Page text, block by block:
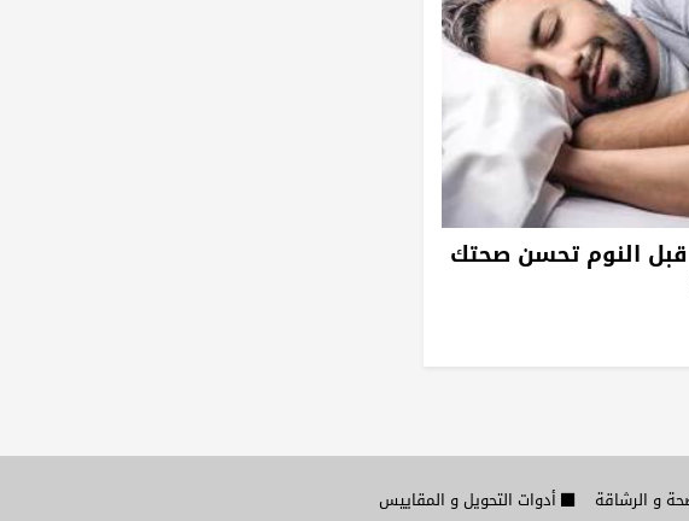
قبل النوم تحسن صحتك
و الرشاقة أدوات التحويل و المقاييس